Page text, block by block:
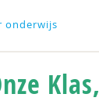
onderwijs